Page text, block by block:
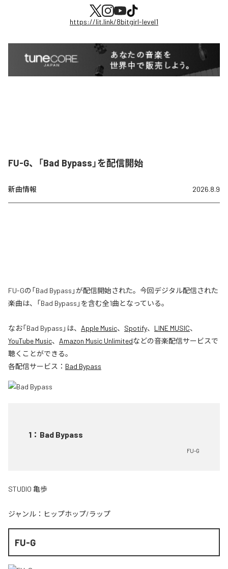
https://lit.link/8bitgirl-level1
FU-G、「Bad Bypass」を配信開始
新曲情報 2026.8.9
FU-Gの「Bad Bypass」が配信開始された。今回デジタル配信された
楽曲は、「Bad Bypass」を含む全1曲となっている。
なお「Bad Bypass 」は、 Apple Music、 Spotify、 LINE MUSIC、
YouTube Music、 Amazon Music Unlimitedなどの音楽配信サービスで
聴くことができる。
各配信サービス： Bad Bypass
1 ： Bad Bypass
FU-G
STUDIO 亀歩
ジャンル： ヒップホップ/ラップ
FU-G